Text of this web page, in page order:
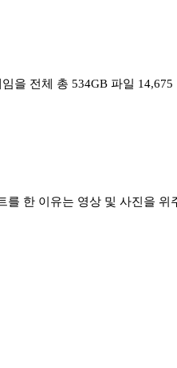
을 전체 총 534GB 파일
를 한 이유는 영상 및 사진을